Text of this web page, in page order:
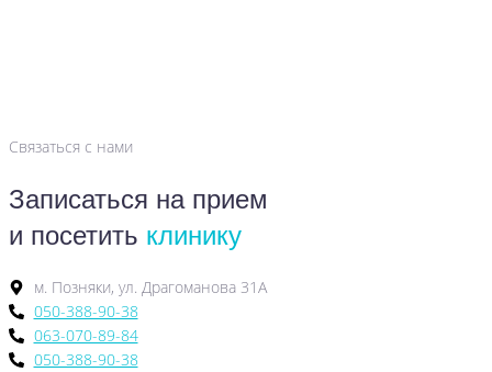
Связаться с нами
Записаться на прием
и посетить клинику
м. Позняки, ул. Драгоманова 31А
050-388-90-38
063-070-89-84
050-388-90-38